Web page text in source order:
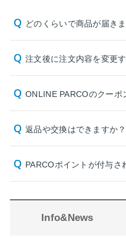
どのくらいで商品が届き
注文後に注文内容を変更
ONLINE PARCOのクーポ
返品や交換はできますか？
PARCOポイントが付与さ
Info&News